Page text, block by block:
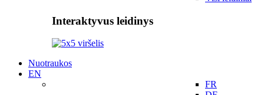
Interaktyvus leidinys
Nuotraukos
EN
FR